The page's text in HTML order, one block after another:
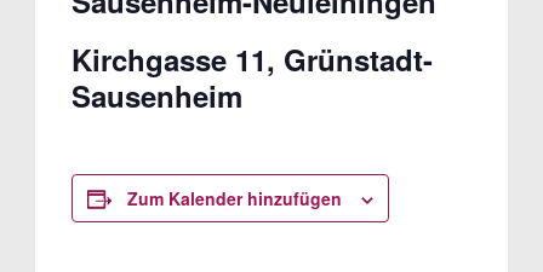
Kirchgasse 11, Grünstadt-
Sausenheim
Zum Kalender hinzufügen